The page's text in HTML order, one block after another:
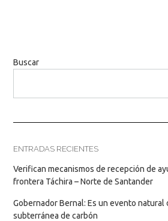
Buscar
ENTRADAS RECIENTES
Verifican mecanismos de recepción de
frontera Táchira – Norte de Santander
Gobernador Bernal: Es un evento natural
subterránea de carbón